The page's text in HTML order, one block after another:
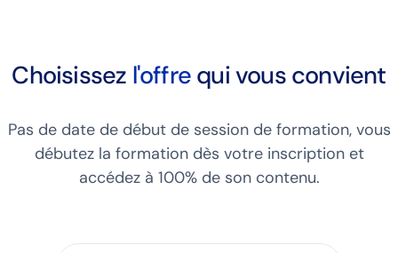
Choisissez l'offre qui vous convient
Pas de date de début de session de formation, vous
débutez la formation dès votre inscription et
accédez à 100% de son contenu.